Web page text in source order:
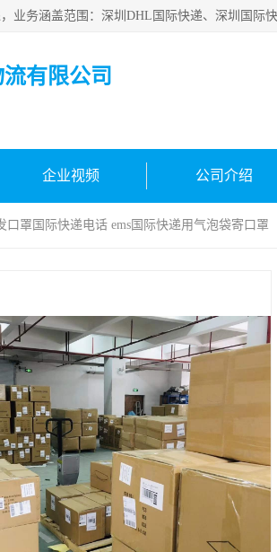
有限公司
企业视频 公司介绍
口罩国际快递电话 ems国际快递用气泡袋寄口罩